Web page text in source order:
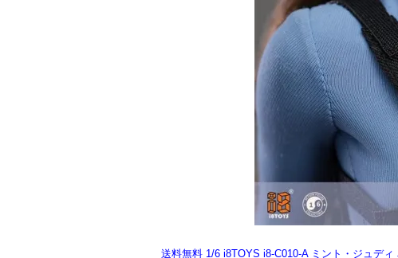
送料無料 1/6 i8TOYS i8-C010-A ミント・ジュデ